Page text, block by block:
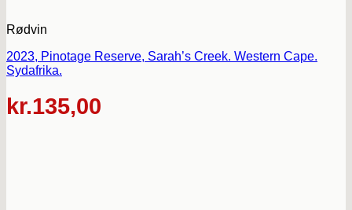
Rødvin
2023, Pinotage Reserve, Sarah’s Creek. Western Cape.
Sydafrika.
kr.135,00